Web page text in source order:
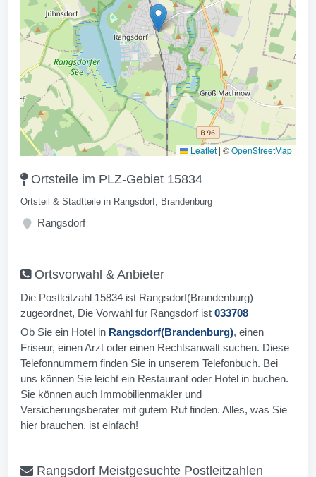
Leaflet | ©OpenStreetMap
Ortsteile im PLZ-Gebiet 15834
Ortsteil & Stadtteile in Rangsdorf, Brandenburg
Rangsdorf
Ortsvorwahl & Anbieter
Die Postleitzahl 15834 ist Rangsdorf(Brandenburg)
zugeordnet, Die Vorwahl für Rangsdorf ist 033708
Ob Sie ein Hotel in Rangsdorf(Brandenburg), einen
Friseur, einen Arzt oder einen Rechtsanwalt suchen. Diese
Telefonnummern finden Sie in unserem Telefonbuch. Bei
uns können Sie leicht ein Restaurant oder Hotel in buchen.
Sie können auch Immobilienmakler und
Versicherungsberater mit gutem Ruf finden. Alles, was Sie
hier brauchen, ist einfach!
Rangsdorf Meistgesuchte Postleitzahlen